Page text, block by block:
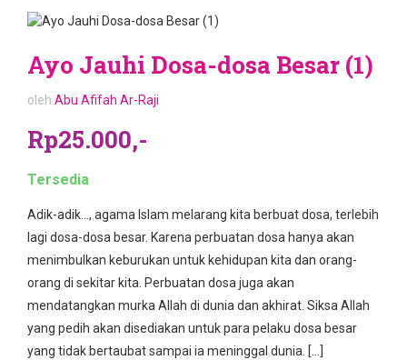
Ayo Jauhi Dosa-dosa Besar (1)
oleh Abu Afifah Ar-Raji
Rp25.000,-
Tersedia
Adik-adik…, agama Islam melarang kita berbuat dosa, terlebih
lagi dosa-dosa besar. Karena perbuatan dosa hanya akan
menimbulkan keburukan untuk kehidupan kita dan orang-
orang di sekitar kita. Perbuatan dosa juga akan
mendatangkan murka Allah di dunia dan akhirat. Siksa Allah
yang pedih akan disediakan untuk para pelaku dosa besar
yang tidak bertaubat sampai ia meninggal dunia. […]